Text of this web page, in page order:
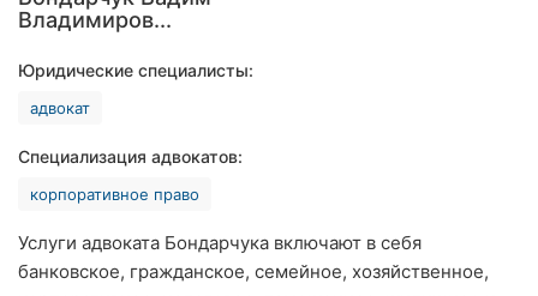
Винница
Житомир
Тернополь
Хмельницкий
Одесса
Владимиров...
Юридические специалисты:
адвокат
Специализация адвокатов:
корпоративное право
Услуги адвоката Бондарчука включают в себя
банковское, гражданское, семейное, хозяйственное,